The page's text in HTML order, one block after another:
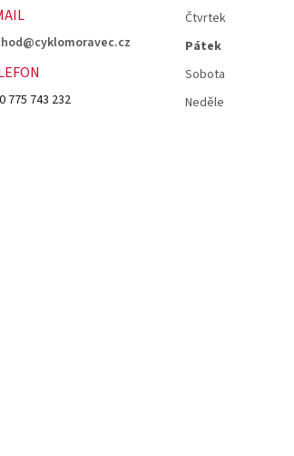
775 743 232
Čtvrtek
Pátek
Sobota
Neděle